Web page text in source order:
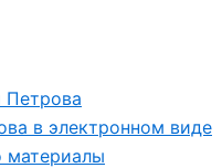
Петрова
в электронном виде
материалы